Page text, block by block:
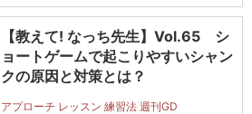
【教えて! なっち先生】Vol.65 シ
ョートゲームで起こりやすいシャン
クの原因と対策とは？
アプローチ レッスン 練習法 週刊GD